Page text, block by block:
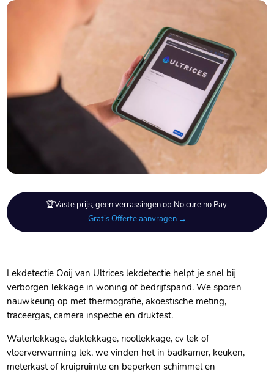
🏆Vaste prijs, geen verrassingen op No cure no Pay.
Gratis Offerte aanvragen →
Lekdetectie Ooij van Ultrices lekdetectie helpt je snel bij
verborgen lekkage in woning of bedrijfspand. We sporen
nauwkeurig op met thermografie, akoestische meting,
traceergas, camera inspectie en druktest.
Waterlekkage, daklekkage, rioollekkage, cv lek of
vloerverwarming lek, we vinden het in badkamer, keuken,
meterkast of kruipruimte en beperken schimmel en